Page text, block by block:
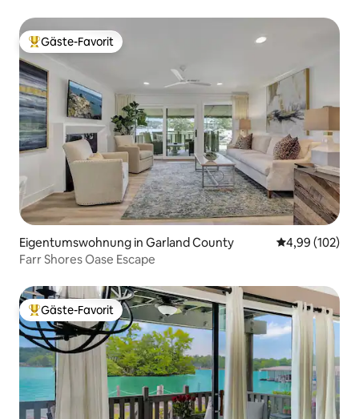
Beliebter Gäste-Favorit.
Gäste-Favorit
Eigentumswohnung in Garland County
4,99 (102)
Farr Shores Oase Escape
Beliebter Gäste-Favorit.
Gäste-Favorit